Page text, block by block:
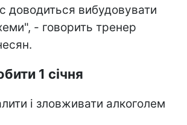
доводиться вибудовувати
- говорить тренер
1 січня
і зловживати алкоголем